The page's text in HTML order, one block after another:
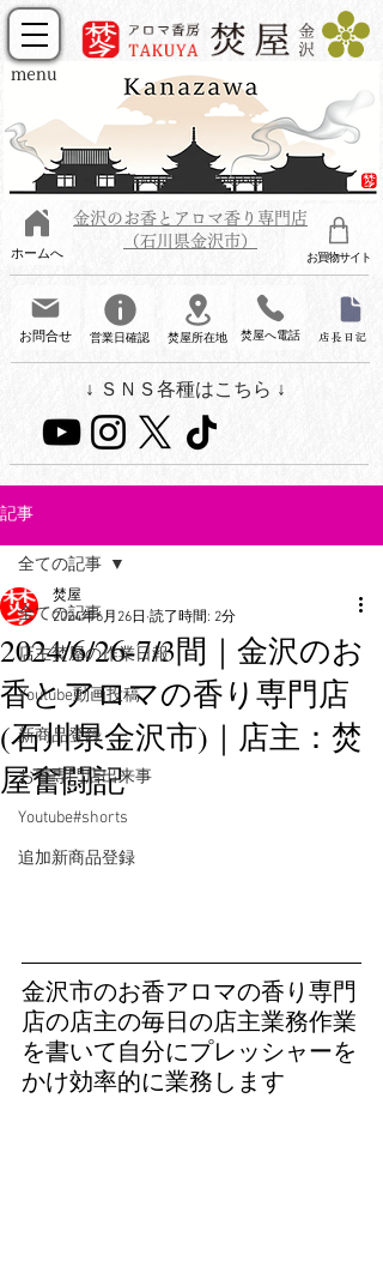
menu
ホームへ
焚屋所在地
営業日確認
お問合せ 焚屋へ電話
お買物サイト
↓ ＳＮＳ各種はこちら ↓
金沢のお香とアロマ香り専門店
（石川県金沢市）
店長日記
記事
全ての記事
店主焚屋の作業日報
Youtube動画投稿
新商品登録
お香専門店出来事
Youtube#shorts
追加新商品登録
全ての記事
2024/6/26-7/3間｜金沢のお
香とアロマの香り専門店
(石川県金沢市)｜店主：焚
屋奮闘記
焚屋
2024年6月26日 読了時間: 2分
金沢市のお香アロマの香り専門
店の店主の毎日の店主業務作業
を書いて自分にプレッシャーを
かけ効率的に業務します